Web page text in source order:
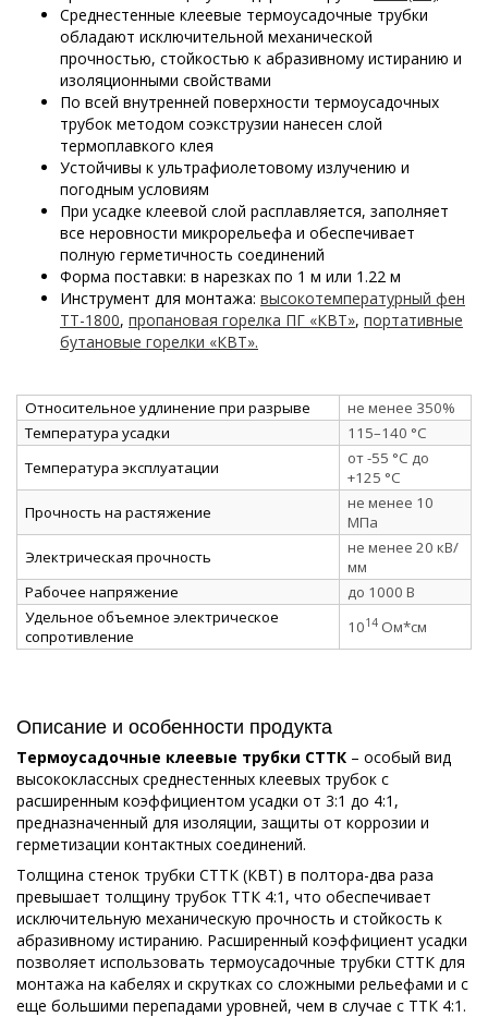
Среднестенные клеевые термоусадочные трубки
обладают исключительной механической
прочностью, стойкостью к абразивному истиранию и
изоляционными свойствами
По всей внутренней поверхности термоусадочных
трубок методом соэкструзии нанесен слой
термоплавкого клея
Устойчивы к ультрафиолетовому излучению и
погодным условиям
При усадке клеевой слой расплавляется, заполняет
все неровности микрорельефа и обеспечивает
полную герметичность соединений
Форма поставки: в нарезках по 1 м или 1.22 м
Инструмент для монтажа: высокотемпературный фен
ТТ-1800, пропановая горелка ПГ «КВТ», портативные
бутановые горелки «КВТ».
Относительное удлинение при разрыве
не менее 350%
Температура усадки
115–140 °C
Температура эксплуатации
от -55 °C до
+125 °C
Прочность на растяжение
не менее 10
МПа
Электрическая прочность
не менее 20 кВ/
мм
Рабочее напряжение
до 1000 В
Удельное объемное электрическое
сопротивление
1014 Ом*см
Описание и особенности продукта
Термоусадочные клеевые трубки СТТК – особый вид
высококлассных среднестенных клеевых трубок с
расширенным коэффициентом усадки от 3:1 до 4:1,
предназначенный для изоляции, защиты от коррозии и
герметизации контактных соединений.
Толщина стенок трубки СТТК (КВТ) в полтора-два раза
превышает толщину трубок ТТК 4:1, что обеспечивает
исключительную механическую прочность и стойкость к
абразивному истиранию. Расширенный коэффициент усадки
позволяет использовать термоусадочные трубки СТТК для
монтажа на кабелях и скрутках со сложными рельефами и с
еще большими перепадами уровней, чем в случае с ТТК 4:1.